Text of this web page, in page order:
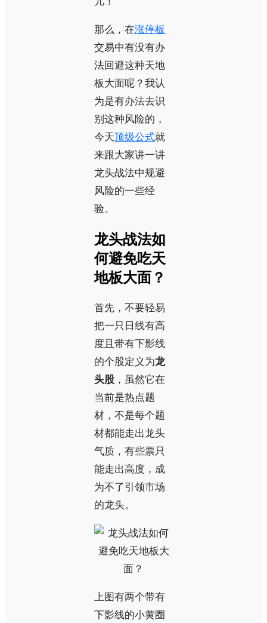
那么，在涨停板
交易中有没有办
法回避这种天地
板大面呢？我认
为是有办法去识
别这种风险的，
今天顶级公式就
来跟大家讲一讲
龙头战法中规避
风险的一些经
验。
龙头战法如
何避免吃天
地板大面？
首先，不要轻易
把一只日线有高
度且带有下影线
的个股定义为龙
头股 ，虽然它在
当前是热点题
材，不是每个题
材都能走出龙头
气质，有些票只
能走出高度，成
为不了引领市场
的龙头。
上图有两个带有
下影线的小黄圈